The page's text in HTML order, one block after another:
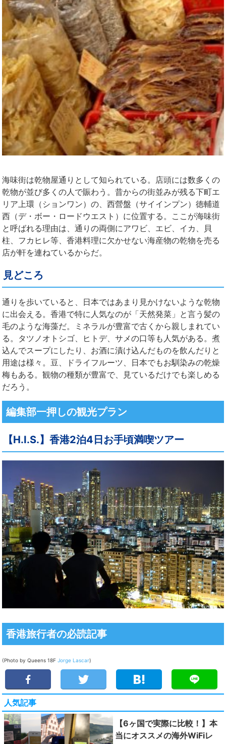
海味街は乾物屋通りとして知られている。店頭には数多くの
乾物が並び多くの人で賑わう。昔からの街並みが残る下町エ
リア上環（ションワン）の、西營盤（サイインプン）徳輔道
西（デ・ボー・ロードウエスト）に位置する。ここが海味街
と呼ばれる理由は、通りの両側にアワビ、エビ、イカ、貝
柱、フカヒレ等、香港料理に欠かせない海産物の乾物を売る
店が軒を連ねているからだ。
見どころ
通りを歩いていると、日本ではあまり見かけないような乾物
に出会える。香港で特に人気なのが「天然発菜」と言う髪の
毛のような海藻だ。ミネラルが豊富で古くから親しまれてい
る。タツノオトシゴ、ヒトデ、サメの口等も人気がある。煮
込んでスープにしたり、お酒に漬け込んだものを飲んだりと
用途は様々。豆、ドライフルーツ、日本でもお馴染みの乾燥
梅もある。観物の種類が豊富で、見ているだけでも楽しめる
だろう。
編集部一押しの観光プラン
【H.I.S.】香港2泊4日お手頃満喫ツアー
香港旅行者の必読記事
(Photo by Queens 18F Jorge Lascar)
人気記事
【6ヶ国で実際に比較！】本
当にオススメの海外WiFiレ